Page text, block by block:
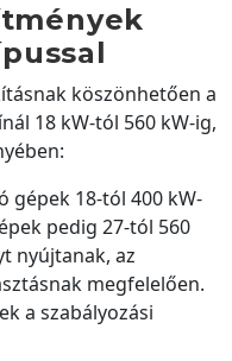
köszönhetően a
18 kW-tól 560 kW-ig,
gépek 18-tól 400 kW-
pedig 27-tól 560
nyújtanak, az
megfelelően.
a szabályozási